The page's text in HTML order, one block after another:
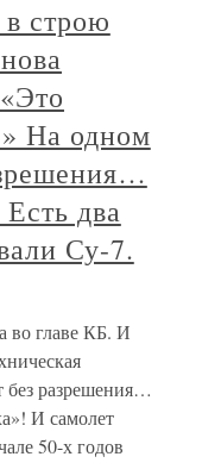
в строю
На одном
два
Су-7.
во главе КБ. И
без разрешения…
И самолет
50-х годов